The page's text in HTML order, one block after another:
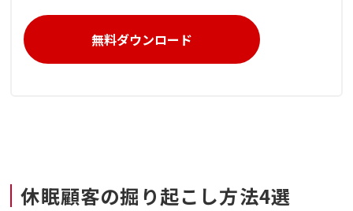
無料ダウンロード
休眠顧客の掘り起こし方法4選